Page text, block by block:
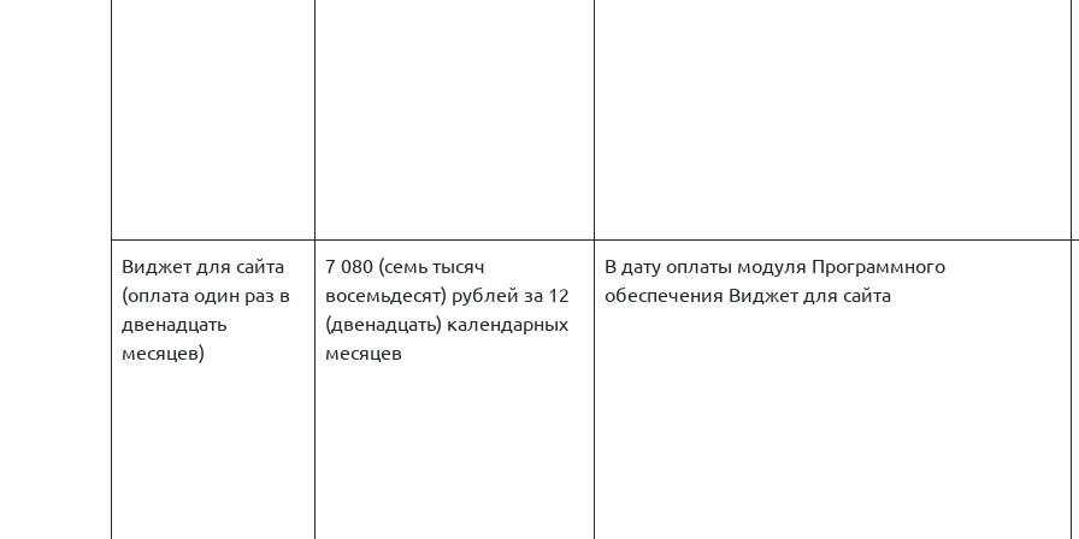
Виджет для сайта
(оплата один раз в
двенадцать
месяцев)
7 080 (семь тысяч
восемьдесят) рублей за 12
(двенадцать) календарных
месяцев
В дату оплаты модуля Программного
обеспечения Виджет для сайта